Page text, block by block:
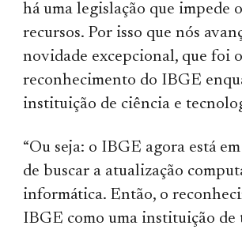
há uma legislação que impede
recursos. Por isso que nós
novidade excepcional, que foi o
reconhecimento do IBGE
instituição de ciência e
“Ou seja: o IBGE agora está
de buscar a atualização
informática. Então, o
IBGE como uma instituição de